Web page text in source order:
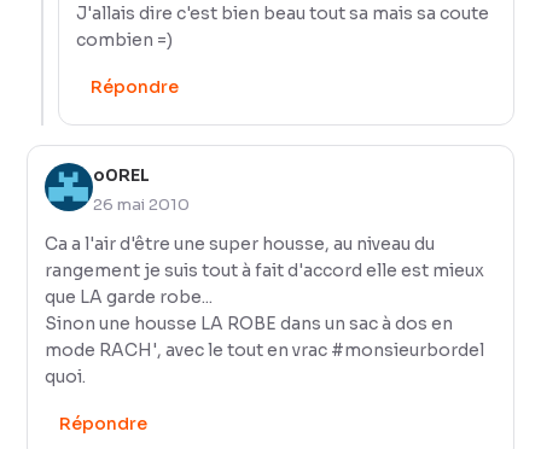
J'allais dire c'est bien beau tout sa mais sa coute
combien =)
Répondre
o0REL
26 mai 2010
Ca a l'air d'être une super housse, au niveau du
rangement je suis tout à fait d'accord elle est mieux
que LA garde robe...
Sinon une housse LA ROBE dans un sac à dos en
mode RACH', avec le tout en vrac #monsieurbordel
quoi.
Répondre